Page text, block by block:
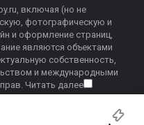
включая (но не
фотографическую и
и оформление страниц,
являются объектами
собственность,
и международными
Читать далее